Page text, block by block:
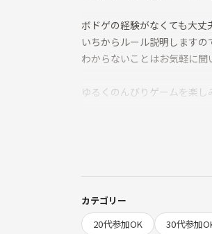
ボドゲの経験がなくても大丈
いちからルール説明しますの
わからないことはお気軽に
ゆるくのんびりゲームを楽
6/19(金)18:00〜21:00 ※受付
途中参加、途中退室OK
カテゴリー
20代参加OK
30代参加